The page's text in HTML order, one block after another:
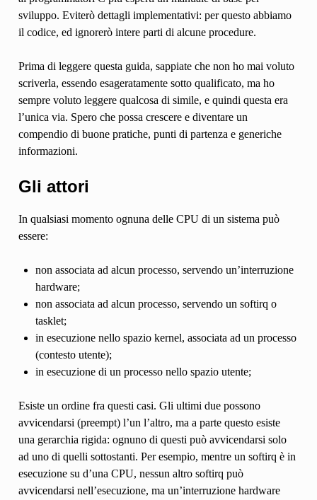
sviluppo. Eviterò dettagli implementativi: per questo abbiamo
il codice, ed ignorerò intere parti di alcune procedure.
Prima di leggere questa guida, sappiate che non ho mai voluto
scriverla, essendo esageratamente sotto qualificato, ma ho
sempre voluto leggere qualcosa di simile, e quindi questa era
l’unica via. Spero che possa crescere e diventare un
compendio di buone pratiche, punti di partenza e generiche
informazioni.
Gli attori
In qualsiasi momento ognuna delle CPU di un sistema può
essere:
non associata ad alcun processo, servendo un’interruzione
hardware;
non associata ad alcun processo, servendo un softirq o
tasklet;
in esecuzione nello spazio kernel, associata ad un processo
(contesto utente);
in esecuzione di un processo nello spazio utente;
Esiste un ordine fra questi casi. Gli ultimi due possono
avvicendarsi (preempt) l’un l’altro, ma a parte questo esiste
una gerarchia rigida: ognuno di questi può avvicendarsi solo
ad uno di quelli sottostanti. Per esempio, mentre un softirq è in
esecuzione su d’una CPU, nessun altro softirq può
avvicendarsi nell’esecuzione, ma un’interruzione hardware